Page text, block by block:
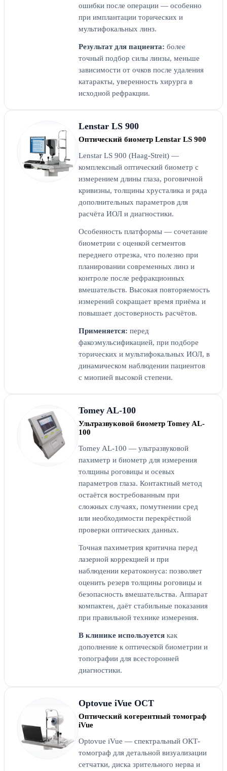
ошибки после операции — особенно
при имплантации торических и
мультифокальных линз.
Результат для пациента: более
точный подбор силы линзы, меньше
зависимости от очков после удаления
катаракты, уверенность хирурга в
исходной рефракции.
Lenstar LS 900
Оптический биометр Lenstar LS 900
Lenstar LS 900 (Haag-Streit) —
комплексный оптический биометр с
измерением длины глаза, роговичной
кривизны, толщины хрусталика и ряда
дополнительных параметров для
расчёта ИОЛ и диагностики.
Особенность платформы — сочетание
биометрии с оценкой сегментов
переднего отрезка, что полезно при
планировании современных линз и
контроле после рефракционных
вмешательств. Высокая повторяемость
измерений сокращает время приёма и
повышает достоверность расчётов.
Применяется: перед
факоэмульсификацией, при подборе
торических и мультифокальных ИОЛ, в
динамическом наблюдении пациентов
с миопией высокой степени.
Tomey AL-100
Ультразвуковой биометр Tomey AL-
100
Tomey AL-100 — ультразвуковой
пахиметр и биометр для измерения
толщины роговицы и осевых
параметров глаза. Контактный метод
остаётся востребованным при
сложных случаях, помутнении сред
или необходимости перекрёстной
проверки оптических данных.
Точная пахиметрия критична перед
лазерной коррекцией и при
наблюдении кератоконуса: позволяет
оценить резерв толщины роговицы и
безопасность вмешательства. Аппарат
компактен, даёт стабильные показания
при правильной технике измерения.
В клинике используется как
дополнение к оптической биометрии и
топографии для всесторонней
диагностики.
Optovue iVue OCT
Оптический когерентный томограф
iVue
Optovue iVue — спектральный ОКТ-
томограф для детальной визуализации
сетчатки, диска зрительного нерва и